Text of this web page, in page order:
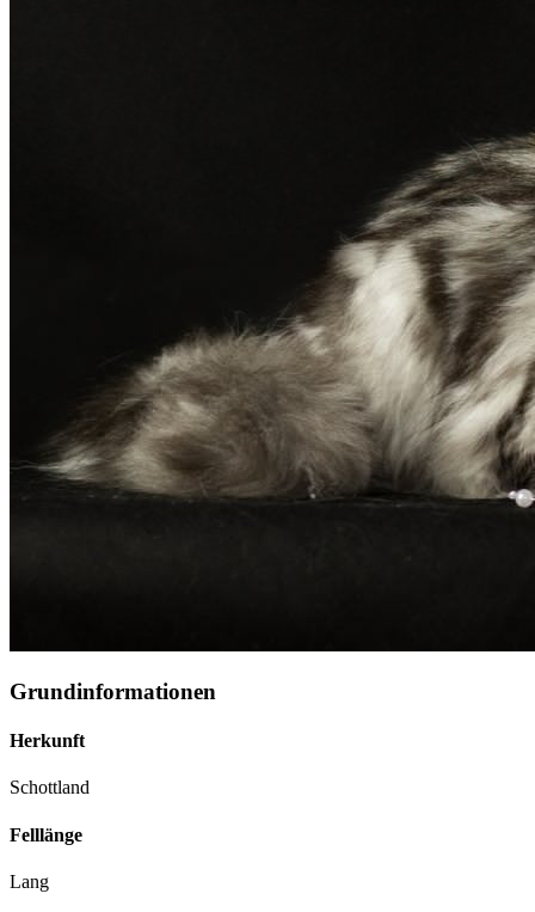
Grundinformationen
Herkunft
Schottland
Felllänge
Lang